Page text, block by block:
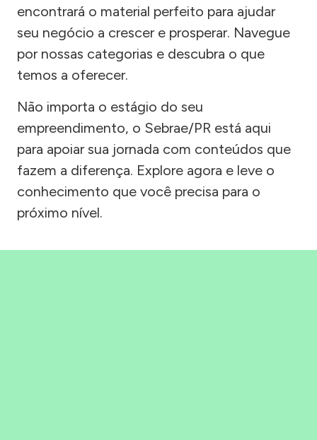
encontrará o material perfeito para ajudar
seu negócio a crescer e prosperar. Navegue
por nossas categorias e descubra o que
temos a oferecer.
Não importa o estágio do seu
empreendimento, o Sebrae/PR está aqui
para apoiar sua jornada com conteúdos que
fazem a diferença. Explore agora e leve o
conhecimento que você precisa para o
próximo nível.